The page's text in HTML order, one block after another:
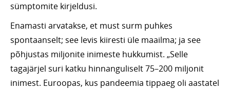
sümptomite kirjeldusi.
Enamasti arvatakse, et must surm puhkes
spontaanselt; see levis kiiresti üle maailma; ja see
põhjustas miljonite inimeste hukkumist. „Selle
tagajärjel suri katku hinnanguliselt 75–200 miljonit
inimest. Euroopas, kus pandeemia tippaeg oli aastatel